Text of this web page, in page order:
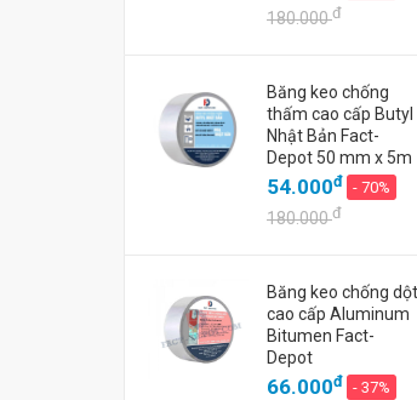
180.000đ
Băng keo chống
thấm cao cấp Butyl
Nhật Bản Fact-
Depot 50 mm x 5m
54.000đ - 70%
180.000đ
Băng keo chống dột
cao cấp Aluminum
Bitumen Fact-
Depot
66.000đ - 37%